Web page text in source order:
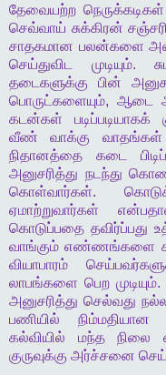
தேவையற்ற நெருக்கடிகள்
செவ்வாய் சுக்கிரன்
சாதகமான பலன்களை
செய்துவிட
முடியும்.
தடைகளுக்கு
பின்
பொருட்களையும், ஆடை
கடன்கள்
படிப்படியாகக்
வீண்
வாக்கு வாதங்கள்
நிதானத்தை
கடை
அனுசரித்து நடந்து
கொள்வார்கள்.
ஏமாற்றுவார்கள்
கொடுப்பதை தவிர்ப்பது
வாங்கும் எண்ணங்களை
வியாபாரம்
லாபங்களை பெற முடியும்.
அனுசரித்து செல்வது
பணியில்
நிம்மதியான
கல்வியில்
மந்த நிலை
குருவுக்கு அர்ச்சனை